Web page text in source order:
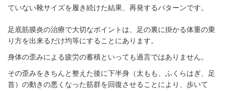
ていない靴サイズを履き続けた結果、再発するパターンです。
足底筋膜炎の治療で大切なポイントは、足の裏に掛かる体重の乗
り方を出来るだけ均等にすることにあります。
身体の歪みによる疲労の蓄積といっても過言ではありません。
その歪みをきちんと整えた後に下半身（太もも、ふくらはぎ、足
首）の動きの悪くなった筋群を回復させることにより、歩いて